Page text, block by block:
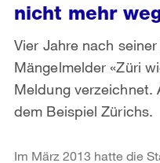
nicht mehr
Vier Jahre nach
Mängelmelder «Züri
Meldung verzeichnet.
dem Beispiel Zürichs.
Im März 2013 hatte die